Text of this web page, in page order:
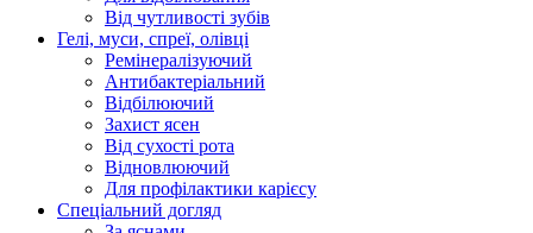
Від чутливості зубів
Гелі, муси, спреї, олівці
Ремінералізуючий
Антибактеріальний
Відбілюючий
Захист ясен
Від сухості рота
Відновлюючий
Для профілактики карієсу
Спеціальний догляд